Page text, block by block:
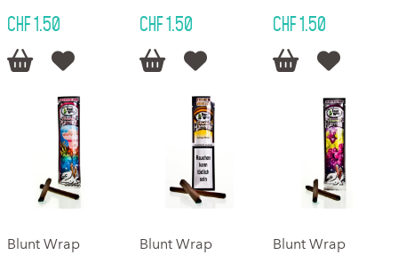
CHF 1.50
 
CHF 1.50
 
CHF 1.50
 
Blunt Wrap
Blunt Wrap
Blunt Wrap